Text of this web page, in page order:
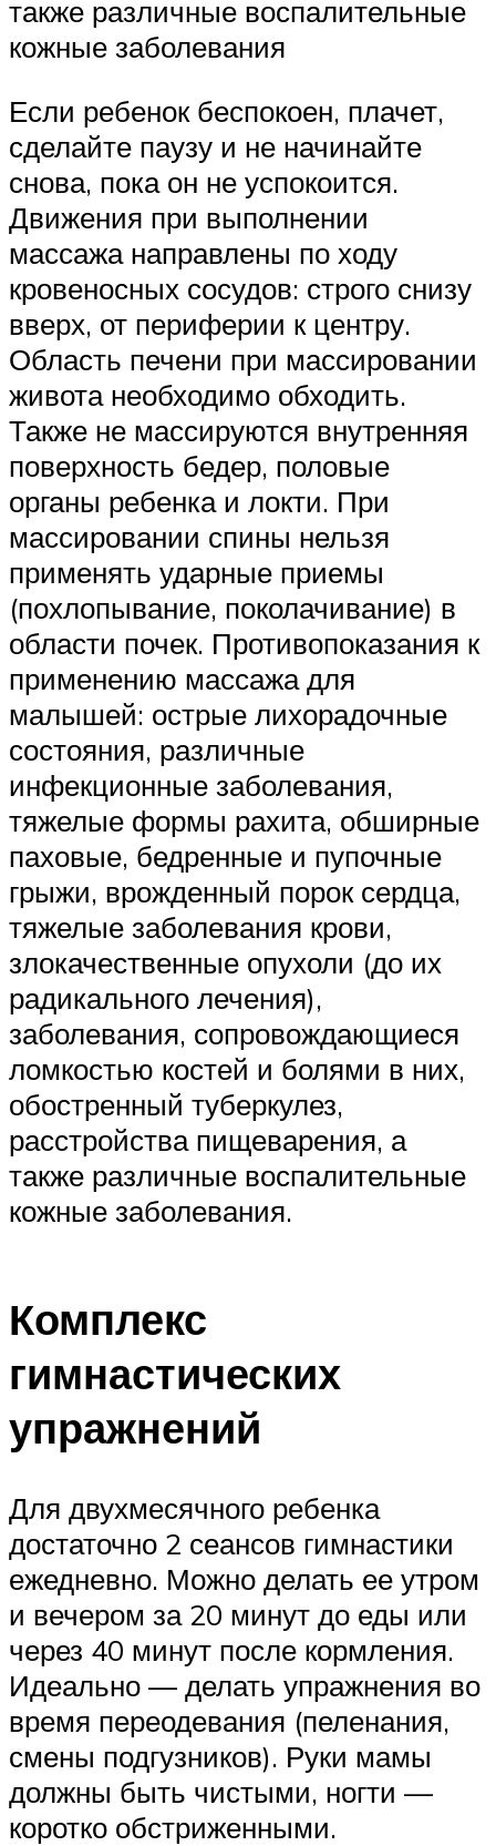
также различные воспалительные
кожные заболевания
Если ребенок беспокоен, плачет,
сделайте паузу и не начинайте
снова, пока он не успокоится.
Движения при выполнении
массажа направлены по ходу
кровеносных сосудов: строго снизу
вверх, от периферии к центру.
Область печени при массировании
живота необходимо обходить.
Также не массируются внутренняя
поверхность бедер, половые
органы ребенка и локти. При
массировании спины нельзя
применять ударные приемы
(похлопывание, поколачивание) в
области почек. Противопоказания к
применению массажа для
малышей: острые лихорадочные
состояния, различные
инфекционные заболевания,
тяжелые формы рахита, обширные
паховые, бедренные и пупочные
грыжи, врожденный порок сердца,
тяжелые заболевания крови,
злокачественные опухоли (до их
радикального лечения),
заболевания, сопровождающиеся
ломкостью костей и болями в них,
обостренный туберкулез,
расстройства пищеварения, а
также различные воспалительные
кожные заболевания.
Комплекс
гимнастических
упражнений
Для двухмесячного ребенка
достаточно 2 сеансов гимнастики
ежедневно. Можно делать ее утром
и вечером за 20 минут до еды или
через 40 минут после кормления.
Идеально — делать упражнения во
время переодевания (пеленания,
смены подгузников). Руки мамы
должны быть чистыми, ногти —
коротко обстриженными.